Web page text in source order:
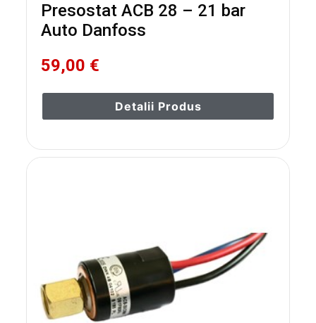
Presostat ACB 28 – 21 bar
Auto Danfoss
59,00 €
Detalii Produs